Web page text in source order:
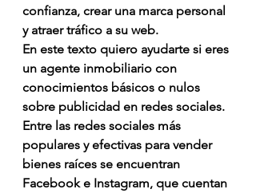
confianza, crear una marca personal
y atraer tráfico a su web.
En este texto quiero ayudarte si eres
un agente inmobiliario con
conocimientos básicos o nulos
sobre publicidad en redes sociales.
Entre las redes sociales más
populares y efectivas para vender
bienes raíces se encuentran
Facebook e Instagram, que cuentan